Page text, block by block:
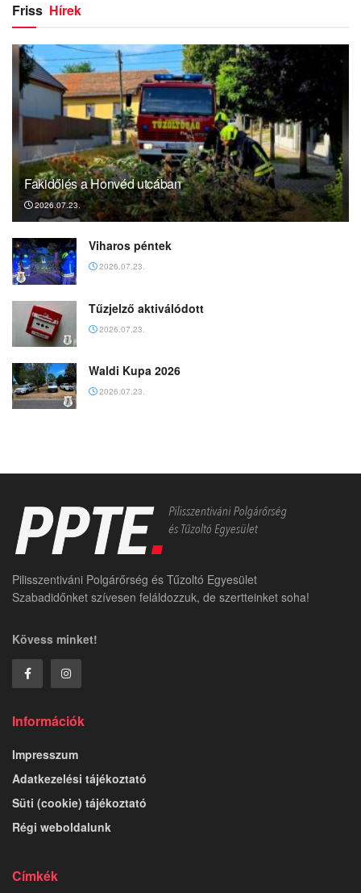
Friss Hírek
Fakidőlés a Honvéd utcában
2026.07.23.
Viharos péntek
2026.07.23.
Tűzjelző aktiválódott
2026.07.23.
Waldi Kupa 2026
2026.07.23.
Pilisszentiváni Polgárőrség és Tűzoltó Egyesület
Szabadidőnket szívesen feláldozzuk, de szertteinket soha!
Kövess minket!
Információk
Impresszum
Adatkezelési tájékoztató
Süti (cookie) tájékoztató
Régi weboldalunk
Címkék